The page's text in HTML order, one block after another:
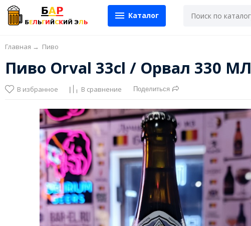
Каталог
Главная → Пиво
Пиво Orval 33cl / Орвал 330 МЛ
В избранное В сравнение Поделиться